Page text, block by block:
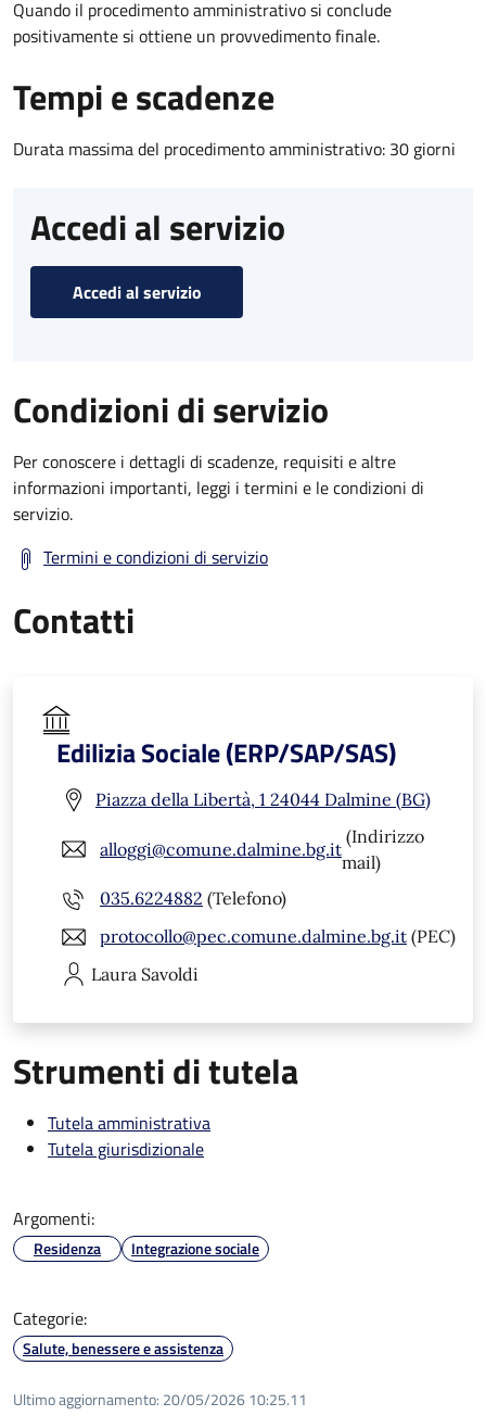
Quando il procedimento amministrativo si conclude
positivamente si ottiene un provvedimento finale.
Tempi e scadenze
Durata massima del procedimento amministrativo: 30 giorni
Accedi al servizio
Accedi al servizio
Condizioni di servizio
Per conoscere i dettagli di scadenze, requisiti e altre
informazioni importanti, leggi i termini e le condizioni di
servizio.
Termini e condizioni di servizio
Contatti
Edilizia Sociale (ERP/SAP/SAS)
Piazza della Libertà, 1 24044 Dalmine (BG)
alloggi@comune.dalmine.bg.it
(Indirizzo
mail)
035.6224882 (Telefono)
protocollo@pec.comune.dalmine.bg.it (PEC)
Laura Savoldi
Strumenti di tutela
Tutela amministrativa
Tutela giurisdizionale
Argomenti:
Residenza Integrazione sociale
Categorie:
Salute, benessere e assistenza
Ultimo aggiornamento: 20/05/2026 10:25.11